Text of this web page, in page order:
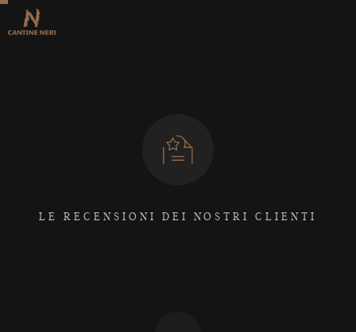
LE RECENSIONI DEI NOSTRI CLIENTI